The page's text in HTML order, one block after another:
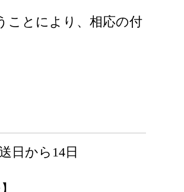
ことにより、相応の付
日から14日